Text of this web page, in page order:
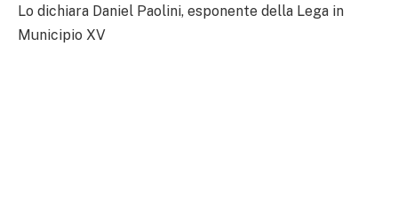
Lo dichiara Daniel Paolini, esponente della Lega in
Municipio XV